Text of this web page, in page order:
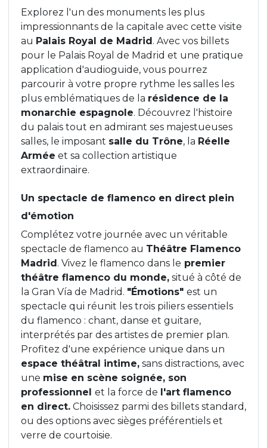
Explorez l'un des monuments les plus
impressionnants de la capitale avec cette visite
au Palais Royal de Madrid. Avec vos billets
pour le Palais Royal de Madrid et une pratique
application d'audioguide, vous pourrez
parcourir à votre propre rythme les salles les
plus emblématiques de la résidence de la
monarchie espagnole. Découvrez l'histoire
du palais tout en admirant ses majestueuses
salles, le imposant salle du Trône, la Réelle
Armée et sa collection artistique
extraordinaire.
Un spectacle de flamenco en direct plein
d'émotion
Complétez votre journée avec un véritable
spectacle de flamenco au Théâtre Flamenco
Madrid. Vivez le flamenco dans le premier
théâtre flamenco du monde, situé à côté de
la Gran Vía de Madrid. "Émotions" est un
spectacle qui réunit les trois piliers essentiels
du flamenco : chant, danse et guitare,
interprétés par des artistes de premier plan.
Profitez d'une expérience unique dans un
espace théâtral intime, sans distractions, avec
une mise en scène soignée, son
professionnel et la force de l'art flamenco
en direct. Choisissez parmi des billets standard,
ou des options avec sièges préférentiels et
verre de courtoisie.